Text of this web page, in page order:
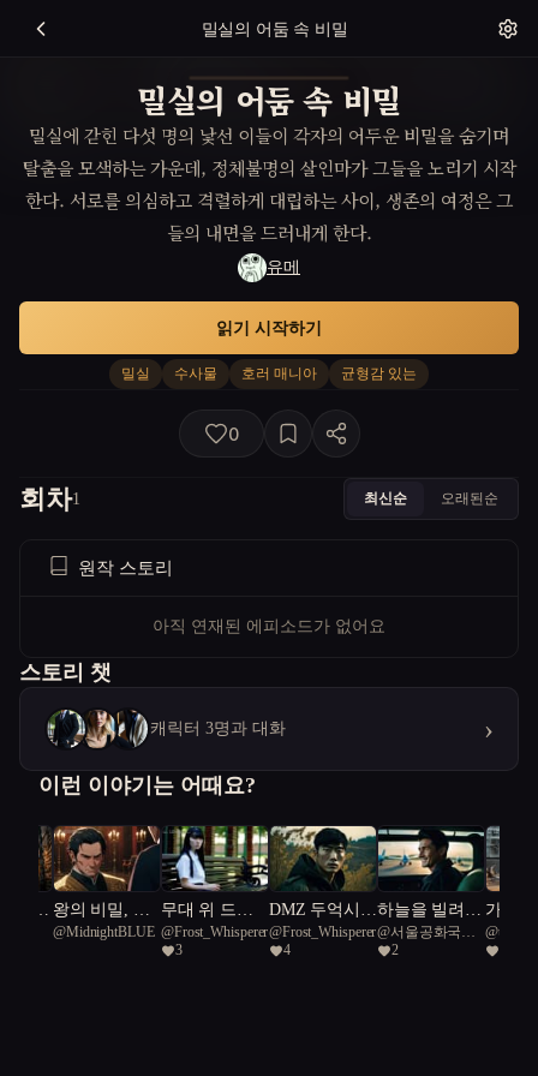
밀실의 어둠 속 비밀
밀실의 어둠 속 비밀
밀실에 갇힌 다섯 명의 낯선 이들이 각자의 어두운 비밀을 숨기며
탈출을 모색하는 가운데, 정체불명의 살인마가 그들을 노리기 시작
한다. 서로를 의심하고 격렬하게 대립하는 사이, 생존의 여정은 그
들의 내면을 드러내게 한다.
유메
밀실 수사물 호러 매니아 균형감 있는
읽기 시작하기
0
회차1 최신순 오래된순
원작 스토리
아직 연재된 에피소드가 없어요
스토리 챗
캐릭터 3명과 대화 ›
이런 이야기는 어때요?
불멸 왕의 비밀, 사
랑의 음모
@MidnightBLUE
무대 위 드리
운 그림자
@Frost_Whisperer
3
DMZ 두억시니
수색자
@Frost_Whisperer
4
하늘을 빌려준
하루
@서울공화국일
급시민
2
가상
머의
@urgent
Green